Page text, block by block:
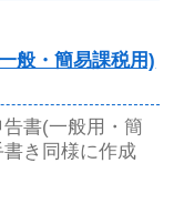
般・簡易課税用)
書(一般用・簡
き同様に作成